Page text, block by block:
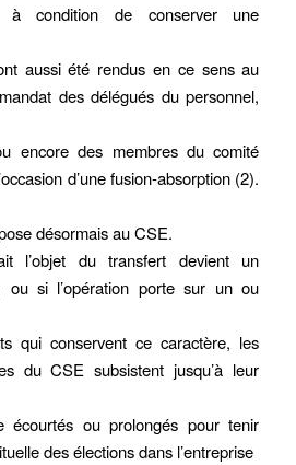
à condition de conserver une
aussi été rendus en ce sens au
des délégués du personnel,
encore des membres du comité
d’une fusion-absorption (2).
désormais au CSE.
l’objet du transfert devient un
ou si l’opération porte sur un ou
qui conservent ce caractère, les
du CSE subsistent jusqu’à leur
écourtés ou prolongés pour tenir
des élections dans l’entreprise